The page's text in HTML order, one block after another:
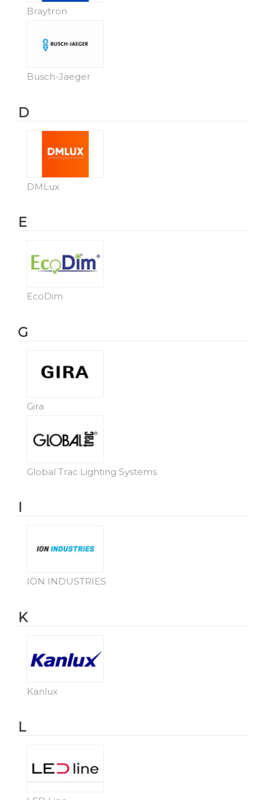
Braytron
Busch-Jaeger
D
DMLux
E
EcoDim
G
Gira
Global Trac Lighting Systems
ION INDUSTRIES
K
Kanlux
L